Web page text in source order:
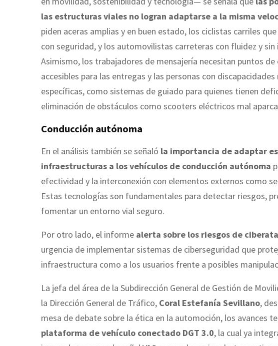
las estructuras viales no logran adaptarse a la misma
piden aceras amplias y en buen estado, los ciclistas carriles
con seguridad, y los automovilistas carreteras con fluidez y sin
Asimismo, los trabajadores de mensajería necesitan puntos
accesibles para las entregas y las personas con
específicas, como sistemas de guiado para quienes tienen
eliminación de obstáculos como scooters eléctricos mal
Conducción autónoma
En el análisis también se señaló la importancia de adaptar
infraestructuras a los vehículos de conducción autónoma
efectividad y la interconexión con elementos externos como
Estas tecnologías son fundamentales para detectar riesgos,
fomentar un entorno vial seguro.
Por otro lado, el informe alerta sobre los riesgos de
urgencia de implementar sistemas de ciberseguridad que
infraestructura como a los usuarios frente a posibles
La jefa del área de la Subdirección General de Gestión de
la Dirección General de Tráfico, Coral Estefanía Sevillano,
mesa de debate sobre la ética en la automoción, los avances
plataforma de vehículo conectado DGT 3.0, la cual ya